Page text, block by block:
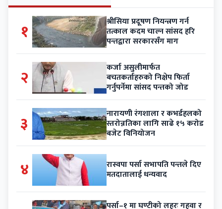
१ श्रीसिया प्रदूषण नियन्त्रण गर्न
तत्काल कदम चाल्न सांसद हरि
पन्तद्वारा सरकारसँग माग
२ कर्जा असुलीमार्फत
बचतकर्ताहरुको निक्षेप फिर्ता
गर्नुपर्नेमा सांसद पन्तको जोड
३ नारायणी रंगशाला र कभर्डहलको
स्तरोन्नतिका लागि साढे १५ करोड
बजेट विनियोजन
४ रास्वपा पर्सा सभापति पन्तले दिए
मतदातालाई धन्यवाद
पर्सा–१ मा घण्टीको लहरः गहवा र